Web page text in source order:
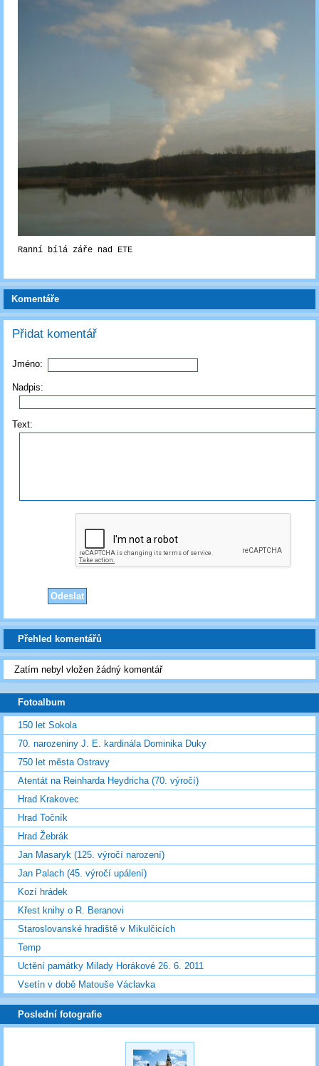
Ranní bílá záře nad ETE
Komentáře
Přidat komentář
Jméno:
Nadpis:
Text:
Přehled komentářů
Zatím nebyl vložen žádný komentář
Fotoalbum
150 let Sokola
70. narozeniny J. E. kardinála Dominika Duky
750 let města Ostravy
Atentát na Reinharda Heydricha (70. výročí)
Hrad Krakovec
Hrad Točník
Hrad Žebrák
Jan Masaryk (125. výročí narození)
Jan Palach (45. výročí upálení)
Kozí hrádek
Křest knihy o R. Beranovi
Staroslovanské hradiště v Mikulčicích
Temp
Uctění památky Milady Horákové 26. 6. 2011
Vsetín v době Matouše Václavka
Poslední fotografie